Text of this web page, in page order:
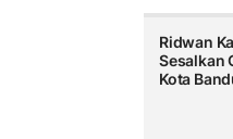
Ridwan
Sesalkan
Kota